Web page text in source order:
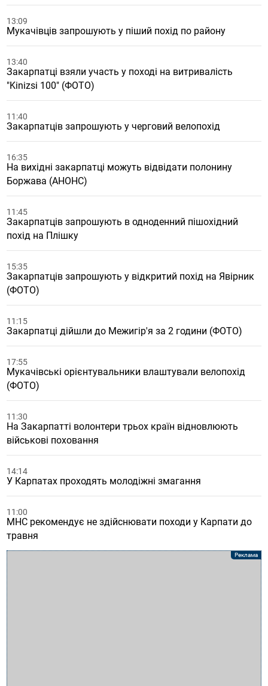
13:09
Мукачівців запрошують у піший похід по району
13:40
Закарпатці взяли участь у поході на витривалість
"Kinizsi 100" (ФОТО)
11:40
Закарпатців запрошують у черговий велопохід
16:35
На вихідні закарпатці можуть відвідати полонину
Боржава (АНОНС)
11:45
Закарпатців запрошують в одноденний пішохідний
похід на Плішку
15:35
Закарпатців запрошують у відкритий похід на Явірник
(ФОТО)
11:15
Закарпатці дійшли до Межигір'я за 2 години (ФОТО)
17:55
Мукачівські орієнтувальники влаштували велопохід
(ФОТО)
11:30
На Закарпатті волонтери трьох країн відновлюють
військові поховання
14:14
У Карпатах проходять молодіжні змагання
11:00
МНС рекомендує не здійснювати походи у Карпати до
травня